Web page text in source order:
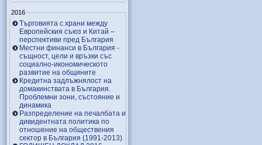
2016
Търговията с храни между
Европейския съюз и Китай –
перспективи пред България
Местни финанси в България -
същност, цели и връзки със
социално-икономическото
развитие на общините
Кредитна задлъжнялост на
домакинствата в България.
Проблемни зони, състояние и
динамика
Разпределение на печалбата и
дивидентната политика по
отношение на обществения
сектор в България (1991-2013)